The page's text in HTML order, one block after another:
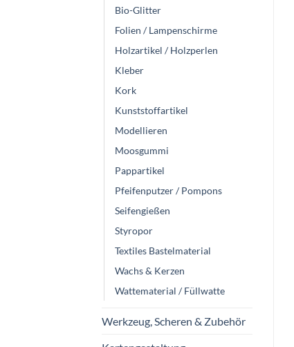
Bio-Glitter
Folien / Lampenschirme
Holzartikel / Holzperlen
Kleber
Kork
Kunststoffartikel
Modellieren
Moosgummi
Pappartikel
Pfeifenputzer / Pompons
Seifengießen
Styropor
Textiles Bastelmaterial
Wachs & Kerzen
Wattematerial / Füllwatte
Werkzeug, Scheren & Zubehör